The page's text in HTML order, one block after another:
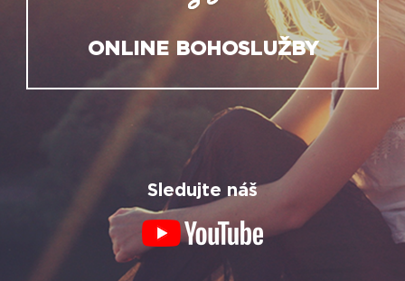
ONLINE BOHOSLUŽBY
Sledujte náš